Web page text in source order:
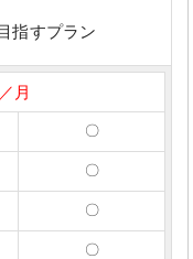
指すプラン
月
〇
〇
〇
〇